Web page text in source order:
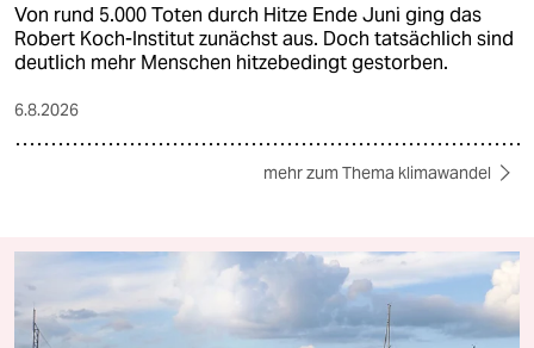
Von rund 5.000 Toten durch Hitze Ende Juni ging das
Robert Koch-Institut zunächst aus. Doch tatsächlich sind
deutlich mehr Menschen hitzebedingt gestorben.
6.8.2026
mehr zum Thema klimawandel